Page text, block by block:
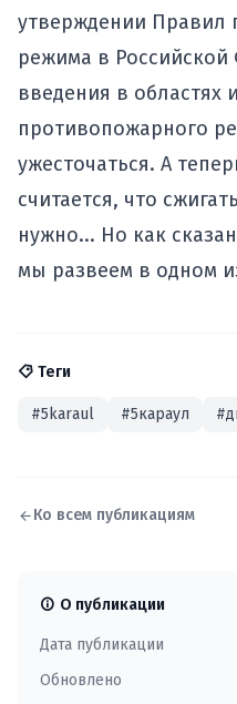
утверждении Правил
режима в
введения в областях
противопожарного
ужесточаться. А
считается, что
нужно... Но как
мы развеем в одном
Теги
#5karaul #5караул
Ко всем публикациям
О публикации
Дата публикации
Обновлено